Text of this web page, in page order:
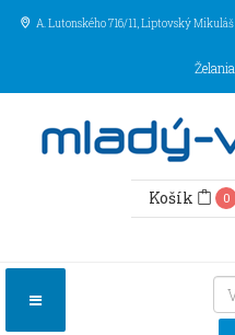
A. Lutonského 716/11, Liptovský Mikuláš
Želania
Košík 0